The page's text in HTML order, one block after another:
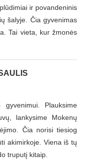
ir povandeninis
šalyje. Čia gyvenimas
Tai vieta, kur žmonės
Plauksime
lankysime Mokenų
Čia norisi tiesiog
akimirkoje. Viena iš tų
truputį kitaip.